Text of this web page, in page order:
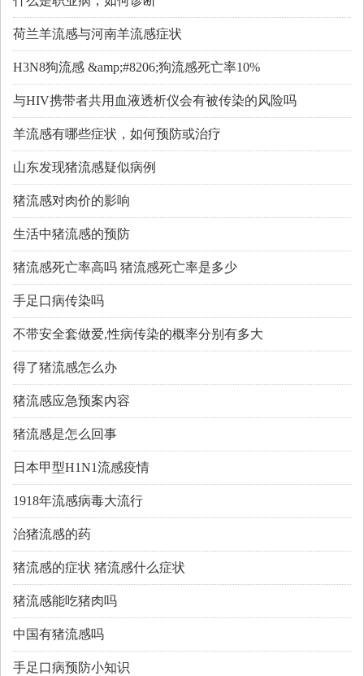
荷兰羊流感与河南羊流感症状
H3N8狗流感 &amp;#8206;狗流感死亡率10%
与HIV携带者共用血液透析仪会有被传染的风险吗
羊流感有哪些症状，如何预防或治疗
山东发现猪流感疑似病例
猪流感对肉价的影响
生活中猪流感的预防
猪流感死亡率高吗 猪流感死亡率是多少
手足口病传染吗
不带安全套做爱,性病传染的概率分别有多大
得了猪流感怎么办
猪流感应急预案内容
猪流感是怎么回事
日本甲型H1N1流感疫情
1918年流感病毒大流行
治猪流感的药
猪流感的症状 猪流感什么症状
猪流感能吃猪肉吗
中国有猪流感吗
手足口病预防小知识